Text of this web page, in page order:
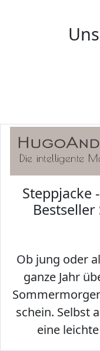
Steppjacke
Ob jung oder
ganze Jahr
schein. Selbst
eine